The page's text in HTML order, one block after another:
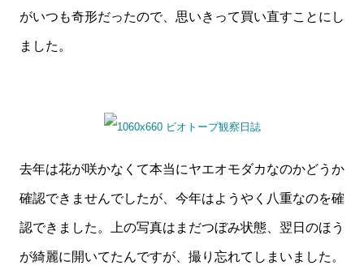
がいつも奇形だったので、思いきって買い直すことにし
ました。
去年は花が咲かなくて本当にヤエオモダカなのかどうか
確認できませんでしたが、今年はようやく八重なのを確
認できました。上の写真はまだつぼみ状態、翌日のほう
が綺麗に開いてたんですが、撮り忘れてしまいました。